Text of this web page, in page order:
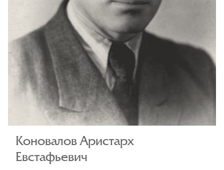
Коновалов Аристарх
Евстафьевич